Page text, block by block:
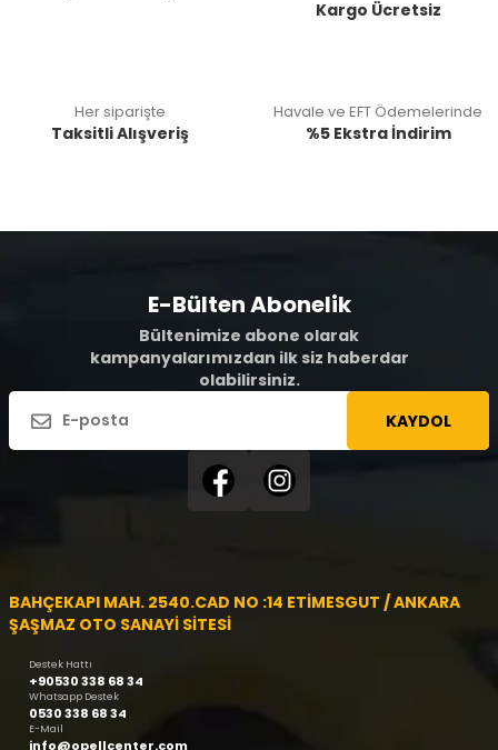
Kargo Ücretsiz
Her siparişte
Taksitli Alışveriş
Havale ve EFT Ödemelerinde
%5 Ekstra İndirim
E-Bülten Abonelik
Bültenimize abone olarak
kampanyalarımızdan ilk siz haberdar
olabilirsiniz.
KAYDOL
BAHÇEKAPI MAH. 2540.CAD NO :14 ETİMESGUT / ANKARA
ŞAŞMAZ OTO SANAYİ SİTESİ
Destek Hattı
+90530 338 68 34
Whatsapp Destek
0530 338 68 34
E-Mail
info@opellcenter.com